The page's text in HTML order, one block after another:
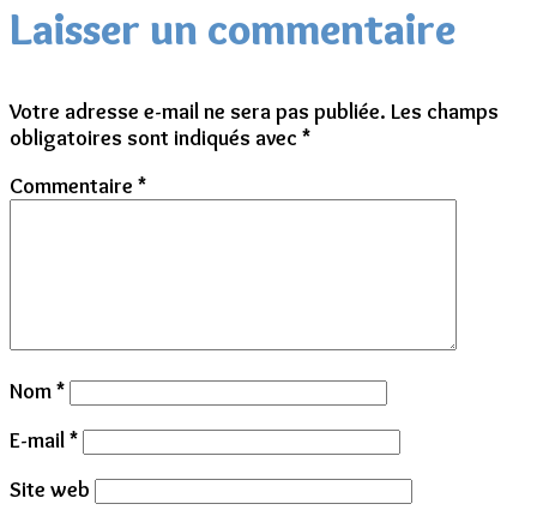
Laisser un commentaire
Votre adresse e-mail ne sera pas publiée. Les champs
obligatoires sont indiqués avec *
Commentaire *
Nom*
E-mail*
Site web